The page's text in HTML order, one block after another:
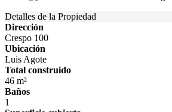
Detalles de la Propiedad
Dirección
Crespo 100
Ubicación
Luis Agote
Total construido
46 m²
Baños
1